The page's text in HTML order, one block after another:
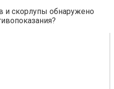
и скорлупы обнаружено